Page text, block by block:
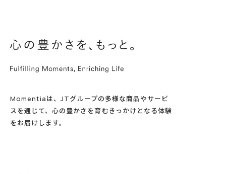
Momentiaは、JTグループの多様な商品やサービ
スを通じて、心の豊かさを育むきっかけとなる体験
をお届けします。